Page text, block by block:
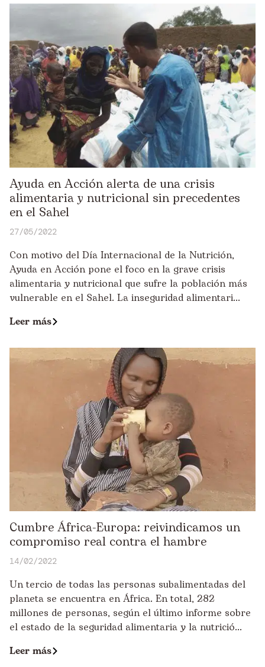
Ayuda en Acción alerta de una crisis
alimentaria y nutricional sin precedentes
en el Sahel
27/05/2022
Con motivo del Día Internacional de la Nutrición,
Ayuda en Acción pone el foco en la grave crisis
alimentaria y nutricional que sufre la población más
vulnerable en el Sahel. La inseguridad alimentari...
Leer más
Cumbre África-Europa: reivindicamos un
compromiso real contra el hambre
14/02/2022
Un tercio de todas las personas subalimentadas del
planeta se encuentra en África. En total, 282
millones de personas, según el último informe sobre
el estado de la seguridad alimentaria y la nutrició...
Leer más